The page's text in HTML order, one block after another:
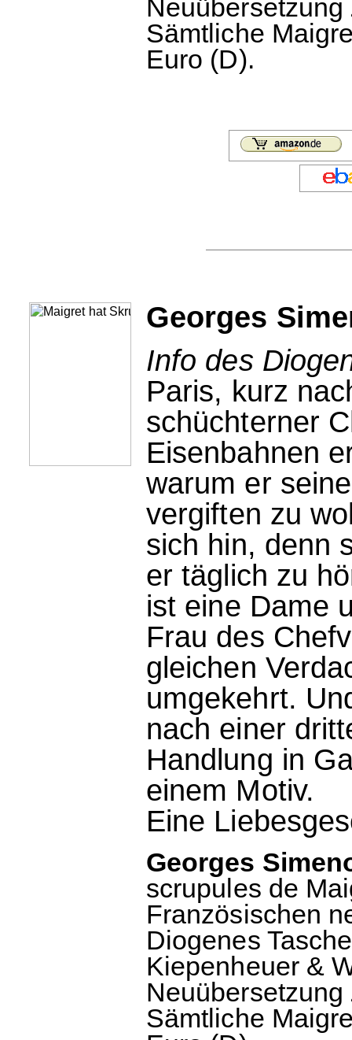
Sämtliche
Euro (D).
Georges
Info des
Paris, kurz
schüchterner
Eisenbahnen
warum er
vergiften zu
sich hin, denn
er täglich zu
ist eine Dame
Frau des
gleichen
umgekehrt.
nach einer
Handlung in
einem Motiv.
Eine
Georges
scrupules de
Französischen
Diogenes
Kiepenheuer &
Sämtliche